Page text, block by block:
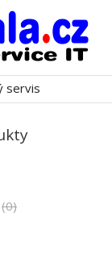
servis
(0)